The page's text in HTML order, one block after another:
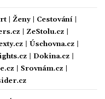
| Ženy| Cestování|
ZeStolu.cz
Úschovna.cz
Dokina.cz
Srovnám.cz